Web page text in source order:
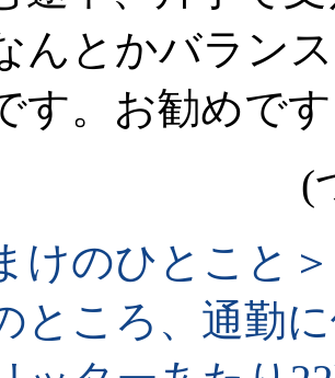
んとかバラン
す。お勧めで
(
けのひとこと＞
ころ、通勤